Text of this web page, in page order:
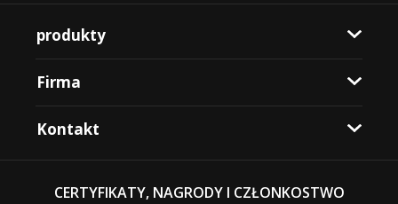
produkty
Firma
Kontakt
CERTYFIKATY, NAGRODY I CZŁONKOSTWO